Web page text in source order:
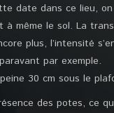
date dans ce lieu,
même le sol. La
plus, l’intensité
par exemple.
30 cm sous le
des potes, ce